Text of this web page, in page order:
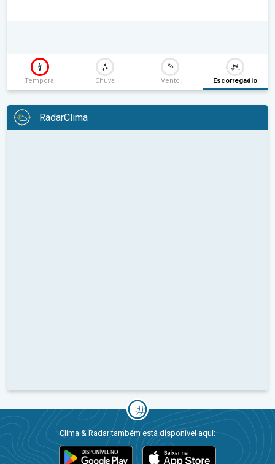
Temporal Chuva Vento Escorregadio
RadarClima
Clima & Radar também está disponível aqui: